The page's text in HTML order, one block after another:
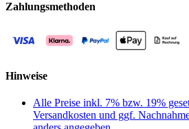
Zahlungsmethoden
Hinweise
Alle Preise inkl. 7% bzw. 19%
Versandkosten und ggf.